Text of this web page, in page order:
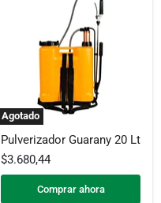
Agotado
Guarany
20
Lt
Pulverizador Guarany 20 Lt
$3.680,44
Comprar ahora